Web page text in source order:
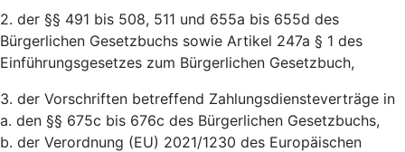
2. der §§ 491 bis 508, 511 und 655a bis 655d des
Bürgerlichen Gesetzbuchs sowie Artikel 247a § 1 des
Einführungsgesetzes zum Bürgerlichen Gesetzbuch,
3. der Vorschriften betreffend Zahlungsdiensteverträge in
a. den §§ 675c bis 676c des Bürgerlichen Gesetzbuchs,
b. der Verordnung (EU) 2021/1230 des Europäischen